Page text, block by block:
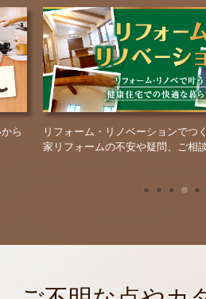
・リノベーションでつくるあたたかい
ムの不安や疑問、ご相談ください